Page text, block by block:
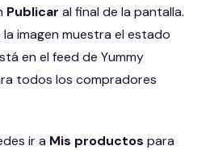
Publicar al final de la pantalla.
la imagen muestra el estado
en el feed de Yummy
todos los compradores
ir a Mis productos para